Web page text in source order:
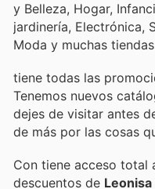
y Belleza, Hogar,
jardinería, Electrónica,
Moda y muchas
tiene todas las
Tenemos nuevos
dejes de visitar antes
de más por las cosas
Con tiene acceso total
descuentos de Leonisa